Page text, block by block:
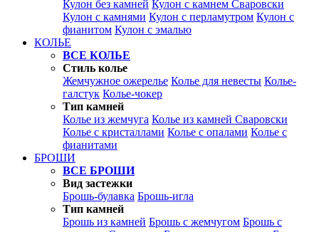
Кулон без камней Кулон с камнем Сваровски
Кулон с камнями Кулон с перламутром Кулон с
фианитом Кулон с эмалью
КОЛЬЕ
ВСЕ КОЛЬЕ
Стиль колье
Жемчужное ожерелье Колье для невесты Колье-
галстук Колье-чокер
Тип камней
Колье из жемчуга Колье из камней Сваровски
Колье с кристаллами Колье с опалами Колье с
фианитами
БРОШИ
ВСЕ БРОШИ
Вид застежки
Брошь-булавка Брошь-игла
Тип камней
Брошь из камней Брошь с жемчугом Брошь с